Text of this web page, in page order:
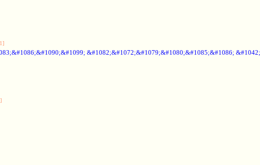
&#1082;&#1072;&#1079;&#1080;&#1085;&#1086;